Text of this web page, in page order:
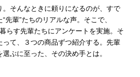
要
企業の
方へ
お問い
。そんなときに頼りになるのが、すで
先輩”たちのリアルな声。そこで、
らす先輩たちにアンケートを実施。そ
って、３つの商品ずつ紹介する。先輩
ぶに至った、その決め手とは。